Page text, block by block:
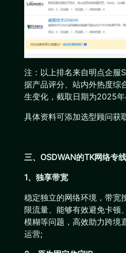
注：以上排名来自明点企服
据产品评分、站内外热度综
生变化，截取日期为2025
具体资料可添加选型顾问获
三、OSDWAN的TK网络专
1、独享带宽
稳定独立的网络环境，带宽
限流量、能够有效避免卡顿
模糊等问题，高效助力跨境
运营;